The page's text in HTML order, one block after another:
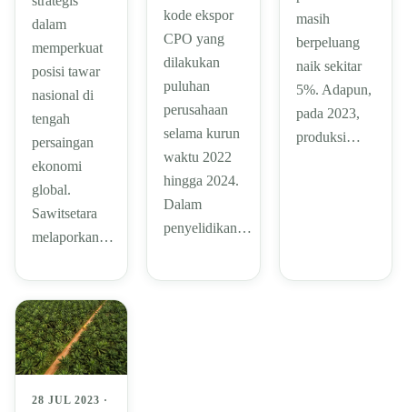
dalam
memperkuat
posisi tawar
nasional di
tengah
persaingan
ekonomi
global.
Sawitsetara
melaporkan…
kode ekspor
CPO yang
dilakukan
puluhan
perusahaan
selama kurun
waktu 2022
hingga 2024.
Dalam
penyelidikan…
masih
berpeluang
naik sekitar
5%. Adapun,
pada 2023,
produksi…
28 JUL 2023 ·